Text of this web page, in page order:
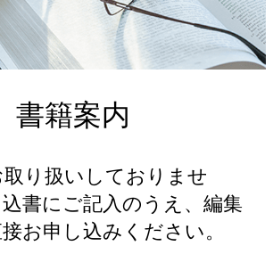
書籍案内
り扱いしておりませ
書にご記入のうえ、編集
お申し込みください。